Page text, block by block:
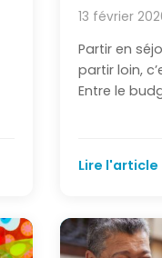
13 février
Partir en
partir loin,
Entre le
Lire l'article